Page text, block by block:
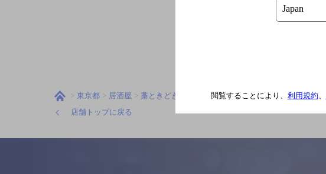
東京都 居酒屋 藁ときどき豚
店舗トップに戻る
閲覧することにより、 利用規約